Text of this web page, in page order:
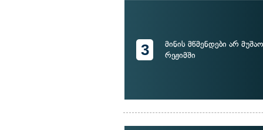
3
მინის მწმენდები არ
რეჟიმში